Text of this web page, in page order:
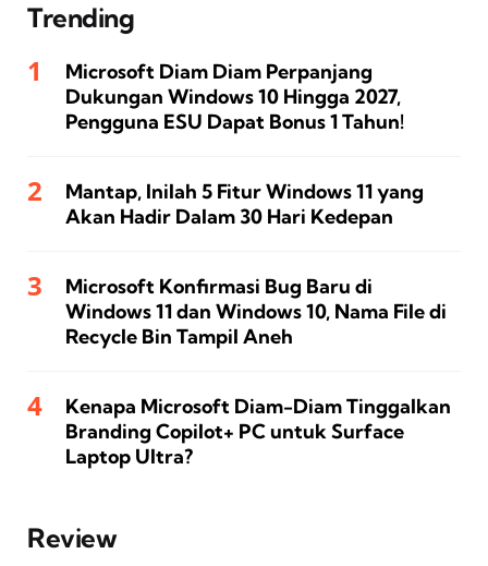
Trending
Microsoft Diam Diam Perpanjang
Dukungan Windows 10 Hingga 2027,
Pengguna ESU Dapat Bonus 1 Tahun!
Mantap, Inilah 5 Fitur Windows 11 yang
Akan Hadir Dalam 30 Hari Kedepan
Microsoft Konfirmasi Bug Baru di
Windows 11 dan Windows 10, Nama File di
Recycle Bin Tampil Aneh
Kenapa Microsoft Diam-Diam Tinggalkan
Branding Copilot+ PC untuk Surface
Laptop Ultra?
Review